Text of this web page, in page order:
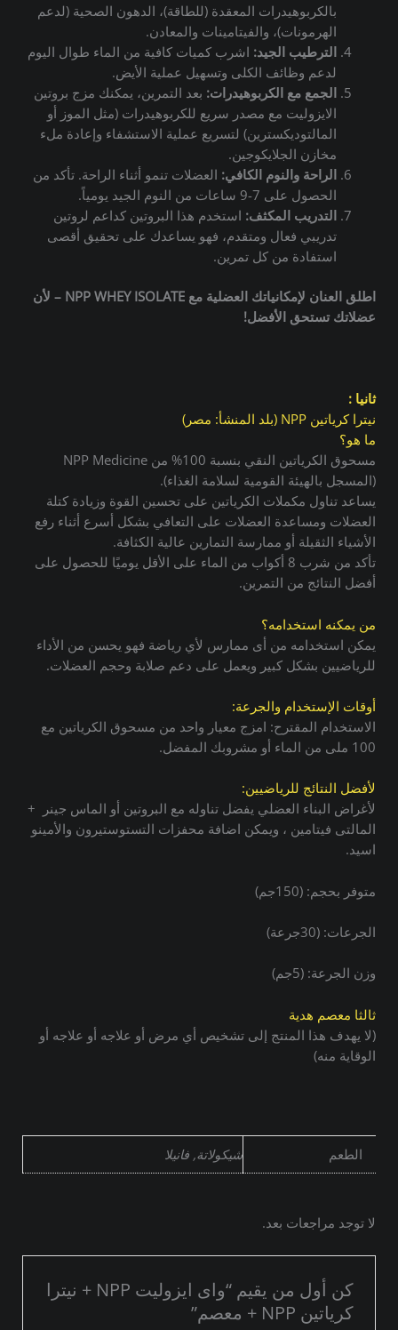
بالكربوهيدرات المعقدة (للطاقة)، الدهون الصحية (لدعم
الهرمونات)، والفيتامينات والمعادن.
الترطيب الجيد: اشرب كميات كافية من الماء طوال اليوم
لدعم وظائف الكلى وتسهيل عملية الأيض.
الجمع مع الكربوهيدرات: بعد التمرين، يمكنك مزج بروتين
الايزوليت مع مصدر سريع للكربوهيدرات (مثل الموز أو
المالتوديكسترين) لتسريع عملية الاستشفاء وإعادة ملء
مخازن الجلايكوجين.
الراحة والنوم الكافي: العضلات تنمو أثناء الراحة. تأكد من
الحصول على 7-9 ساعات من النوم الجيد يومياً.
التدريب المكثف: استخدم هذا البروتين كداعم لروتين
تدريبي فعال ومتقدم، فهو يساعدك على تحقيق أقصى
استفادة من كل تمرين.
اطلق العنان لإمكانياتك العضلية مع NPP WHEY ISOLATE – لأن
عضلاتك تستحق الأفضل!
ثانيا :
نيترا كرياتين NPP (بلد المنشأ: مصر)
ما هو؟
مسحوق الكرياتين النقي بنسبة 100% من NPP Medicine
(المسجل بالهيئة القومية لسلامة الغذاء).
يساعد تناول مكملات الكرياتين على تحسين القوة وزيادة كتلة
العضلات ومساعدة العضلات على التعافي بشكل أسرع أثناء رفع
الأشياء الثقيلة أو ممارسة التمارين عالية الكثافة.
تأكد من شرب 8 أكواب من الماء على الأقل يوميًا للحصول على
أفضل النتائج من التمرين.
من يمكنه استخدامه؟
يمكن استخدامه من أى ممارس لأي رياضة فهو يحسن من الأداء
للرياضيين بشكل كبير ويعمل على دعم صلابة وحجم العضلات.
أوقات الإستخدام والجرعة:
الاستخدام المقترح: امزج معيار واحد من مسحوق الكرياتين مع
100 ملى من الماء أو مشروبك المفضل.
لأفضل النتائج للرياضيين:
لأغراض البناء العضلي يفضل تناوله مع البروتين أو الماس جينر +
المالتى فيتامين ، ويمكن اضافة محفزات التستوستيرون والأمينو
اسيد.
متوفر بحجم: (150جم)
الجرعات: (30جرعة)
وزن الجرعة: (5جم)
ثالثا معصم هدية
(لا يهدف هذا المنتج إلى تشخيص أي مرض أو علاجه أو علاجه أو
الوقاية منه)
الطعم شيكولاتة, فانيلا
لا توجد مراجعات بعد.
كن أول من يقيم “واى ايزوليت NPP + نيترا
كرياتين NPP + معصم”